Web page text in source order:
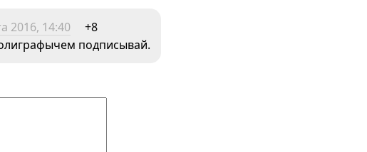
2016, 14:40
+8
подписывай.